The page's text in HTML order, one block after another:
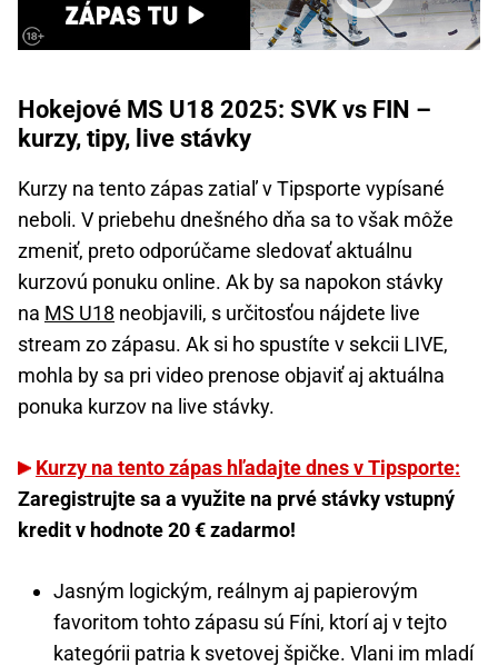
Hokejové MS U18 2025: SVK vs FIN –
kurzy, tipy, live stávky
Kurzy na tento zápas zatiaľ v Tipsporte vypísané
neboli. V priebehu dnešného dňa sa to však môže
zmeniť, preto odporúčame sledovať aktuálnu
kurzovú ponuku online. Ak by sa napokon stávky
na MS U18 neobjavili, s určitosťou nájdete live
stream zo zápasu. Ak si ho spustíte v sekcii LIVE,
mohla by sa pri video prenose objaviť aj aktuálna
ponuka kurzov na live stávky.
Kurzy na tento zápas hľadajte dnes v Tipsporte:
Zaregistrujte sa a využite na prvé stávky vstupný
kredit v hodnote 20 € zadarmo!
Jasným logickým, reálnym aj papierovým
favoritom tohto zápasu sú Fíni, ktorí aj v tejto
kategórii patria k svetovej špičke. Vlani im mladí